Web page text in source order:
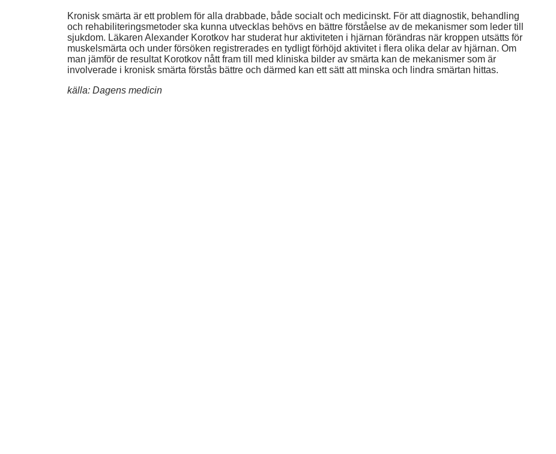
Kronisk smärta är ett problem för alla drabbade, både socialt och medicinskt. För att diagnostik, behandling
och rehabiliteringsmetoder ska kunna utvecklas behövs en bättre förståelse av de mekanismer som leder till
sjukdom. Läkaren Alexander Korotkov har studerat hur aktiviteten i hjärnan förändras när kroppen utsätts för
muskelsmärta och under försöken registrerades en tydligt förhöjd aktivitet i flera olika delar av hjärnan. Om
man jämför de resultat Korotkov nått fram till med kliniska bilder av smärta kan de mekanismer som är
involverade i kronisk smärta förstås bättre och därmed kan ett sätt att minska och lindra smärtan hittas.
källa: Dagens medicin